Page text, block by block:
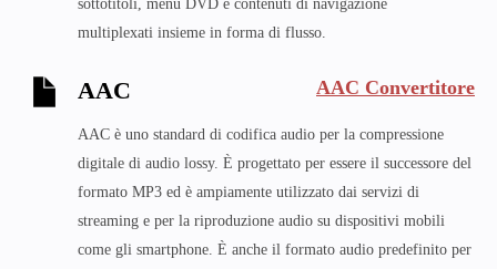
sottotitoli, menu DVD e contenuti di navigazione
multiplexati insieme in forma di flusso.
AAC AAC Convertitore
AAC è uno standard di codifica audio per la compressione
digitale di audio lossy. È progettato per essere il successore del
formato MP3 ed è ampiamente utilizzato dai servizi di
streaming e per la riproduzione audio su dispositivi mobili
come gli smartphone. È anche il formato audio predefinito per